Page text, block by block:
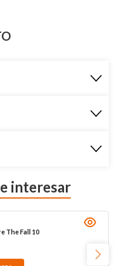
interesar
The Fall 10